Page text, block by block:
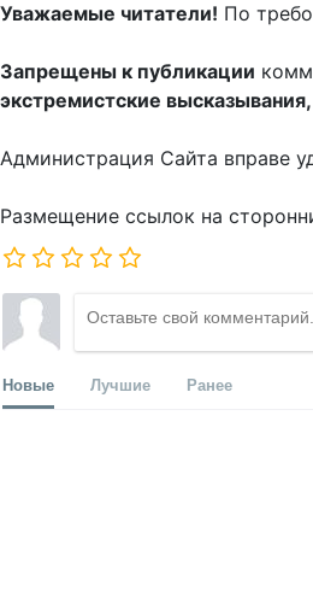
Уважаемые читатели! По
Запрещены к публикации
экстремистские
Администрация Сайта вправе
Размещение ссылок на
Новые Лучшие Ранее